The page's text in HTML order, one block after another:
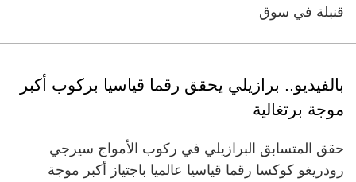
قنبلة في سوق
بالفيديو.. برازيلي يحقق رقما قياسيا بركوب أكبر
موجة برتغالية
حقق المتسابق البرازيلي في ركوب الأمواج سيرجي
رودريغو كوكسا رقما قياسيا عالميا باجتياز أكبر موجة